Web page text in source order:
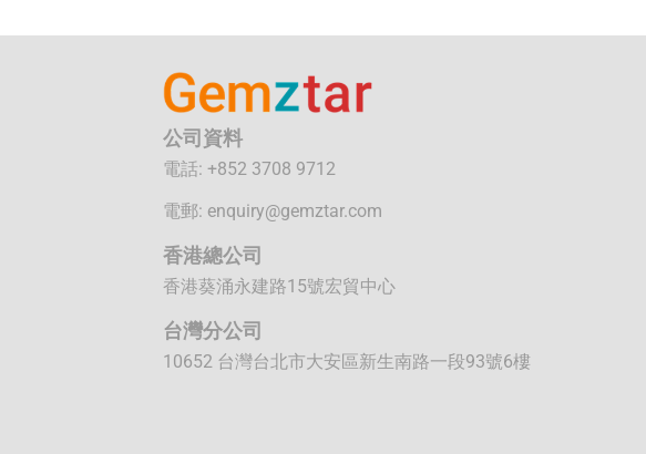
公司資料
電話: +852 3708 9712
電郵: enquiry@gemztar.com
香港總公司
香港葵涌永建路15號宏貿中心
台灣分公司
10652 台灣台北市大安區新生南路一段93號6樓